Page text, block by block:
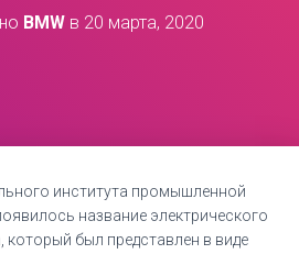
BMWв 20 марта, 2020
института промышленной
название электрического
который был представлен в виде